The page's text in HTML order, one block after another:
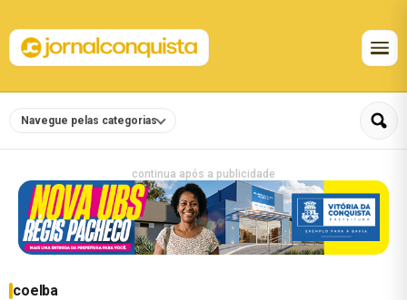
Navegue pelas categorias
continua após a publicidade
coelba